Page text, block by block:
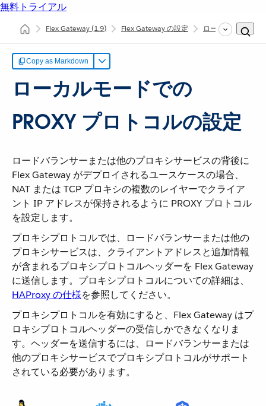
無料トライアル
Flex Gateway(1.9) Flex Gateway の設定 ローカルモードで
Copy as Markdown
ローカルモードでの
PROXY プロトコルの設定
ロードバランサーまたは他のプロキシサービスの背後に
Flex Gateway がデプロイされるユースケースの場合、
NAT または TCP プロキシの複数のレイヤーでクライア
ント IP アドレスが保持されるように PROXY プロトコル
を設定します。
プロキシプロトコルでは、ロードバランサーまたは他の
プロキシサービスは、クライアントアドレスと追加情報
が含まれるプロキシプロトコルヘッダーを Flex Gateway
に送信します。プロキシプロトコルについての詳細は、
HAProxy の仕様​を参照してください。
プロキシプロトコルを有効にすると、Flex Gateway はプ
ロキシプロトコルヘッダーの受信しかできなくなりま
す。ヘッダーを送信するには、ロードバランサーまたは
他のプロキシサービスでプロキシプロトコルがサポート
されている必要があります。